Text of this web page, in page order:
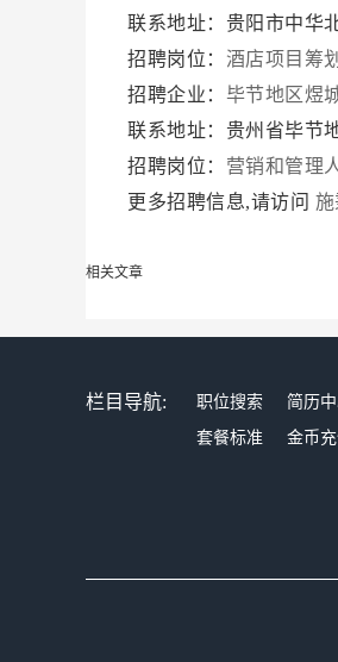
联系地址：贵阳市中华
招聘岗位： 酒店项目筹
招聘企业： 毕节地区煜
联系地址：贵州省毕节
招聘岗位： 营销和管理
更多招聘信息,请访问 施
相关文章
栏目导航: 职位搜索 简历
套餐标准
金币